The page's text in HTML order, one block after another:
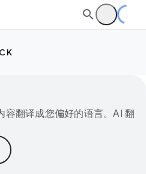
翻译成您偏好的语言。AI 翻